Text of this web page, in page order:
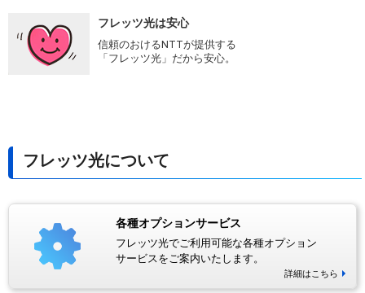
フレッツ光は安心
信頼のおけるNTTが提供する
「フレッツ光」だから安心。
フレッツ光について
各種オプションサービス
フレッツ光でご利用可能な各種オプション
サービスをご案内いたします。
詳細はこちら